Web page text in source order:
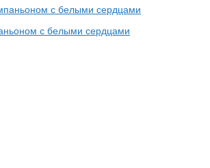
с белыми сердцами